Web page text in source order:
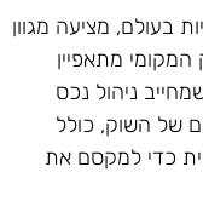
בעולם, מציעה מגוון
מתאפיין
ניהול נכס
של השוק, כולל
כדי למקסם את